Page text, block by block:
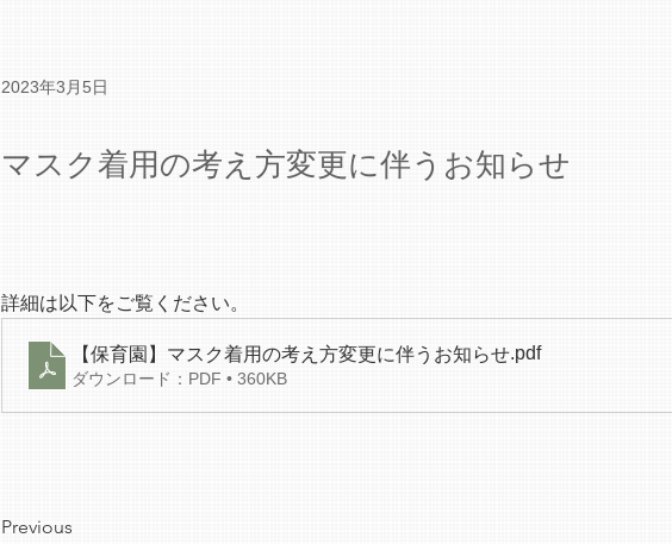
2023年3月5日
マスク着用の考え方変更に伴うお知らせ
詳細は以下をご覧ください。
【保育園】マスク着用の考え方変更に伴うお知らせ.pdf
ダウンロード：PDF • 360KB
Previous